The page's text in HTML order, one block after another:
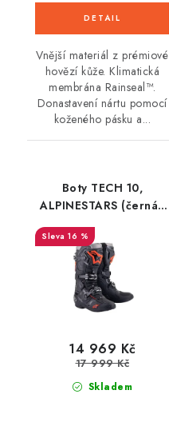
Vnější materiál z prémiové
hovězí kůže. Klimatická
membrána Rainseal™.
Donastavení nártu pomocí
koženého pásku a...
Boty TECH 10,
ALPINESTARS (černá/
2025
16 %
Skladem
14 969 Kč
17 999 Kč